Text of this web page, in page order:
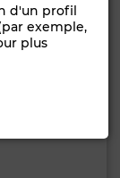
d'un profil
exemple,
plus